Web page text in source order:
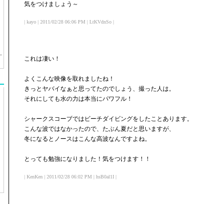
気をつけましょう～
| kayo | 2011/02/28 06:06 PM | LtKVdnSo |
これは凄い！
よくこんな映像を取れましたね！
きっとヤバイなぁと思ってたのでしょう、撮った人は。
それにしても水の力は本当にパワフル！
シャークスコーブではビーチダイビングをしたことあります。
こんな波ではなかったので、たぶん夏だと思いますが、
冬になるとノースはこんな高波なんですよね。
とっても勉強になりました！気をつけます！！
| KenKen | 2011/02/28 06:02 PM | hsB0al1I |